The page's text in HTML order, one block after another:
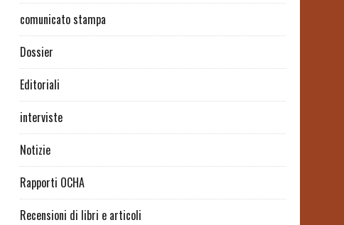
comunicato stampa
Dossier
Editoriali
interviste
Notizie
Rapporti OCHA
Recensioni di libri e articoli